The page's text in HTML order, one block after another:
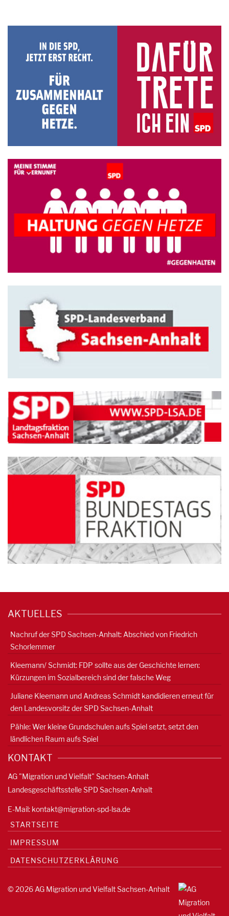
AKTUELLES
Nachruf der SPD Sachsen-Anhalt: Abschied von Friedrich
Schorlemmer
Kleemann/ Schmidt: FDP sollte aus der Geschichte lernen:
Kürzungen im Sozialbereich sind der falsche Weg
Juliane Kleemann und Andreas Schmidt kandidieren erneut für
den Landesvorsitz der SPD Sachsen-Anhalt
Pähle: Wer kleine Grundschulen aufs Spiel setzt, setzt den
ländlichen Raum aufs Spiel
KONTAKT
AG "Migration und Vielfalt" Sachsen-Anhalt
Landesgeschäftsstelle SPD Sachsen-Anhalt
E-Mail: kontakt@migration-spd-lsa.de
STARTSEITE
IMPRESSUM
DATENSCHUTZERKLÄRUNG
© 2026 AG Migration und Vielfalt Sachsen-Anhalt